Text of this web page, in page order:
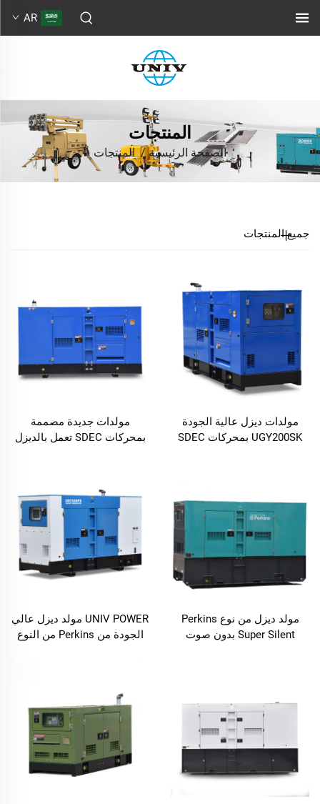
AR
المنتجات
الصفحة الرئيسية/ المنتجات
جميع المنتجات
مولدات ديزل عالية الجودة
UGY200SK بمحركات SDEC
مولدات جديدة مصممة
بمحركات SDEC تعمل بالديزل
مولد ديزل من نوع Perkins
Super Silent بدون صوت
UNIV POWER مولد ديزل عالي
الجودة من Perkins من النوع